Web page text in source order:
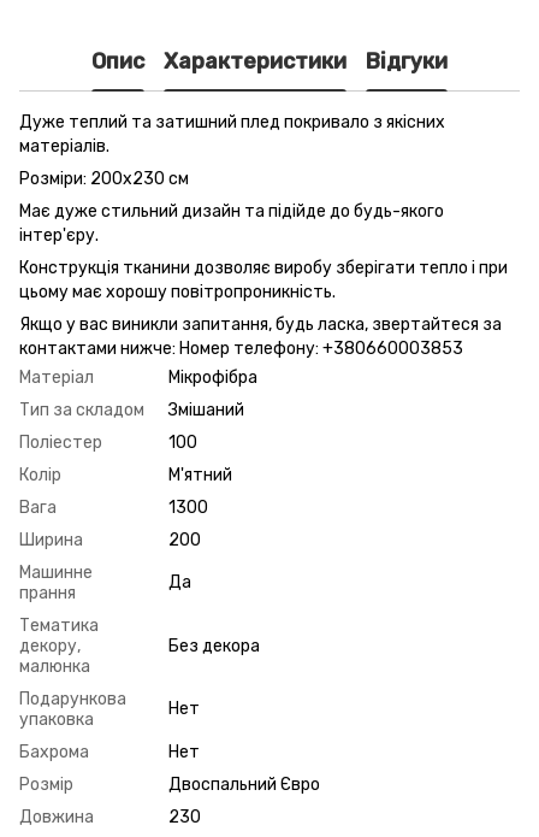
Опис Характеристики Відгуки
Дуже теплий та затишний плед покривало з якісних
матеріалів.
Розміри: 200x230 см
Має дуже стильний дизайн та підійде до будь-якого
інтер'єру.
Конструкція тканини дозволяє виробу зберігати тепло і при
цьому має хорошу повітропроникність.
Якщо у вас виникли запитання, будь ласка, звертайтеся за
контактами нижче: Номер телефону: +380660003853
Матеріал
Мікрофібра
Тип за складом
Змішаний
Поліестер
100
Колір
М'ятний
Вага
1300
Ширина
200
Машинне
прання
Да
Тематика
декору,
малюнка
Без декора
Подарункова
упаковка
Нет
Бахрома
Нет
Розмір
Двоспальний Євро
Довжина
230